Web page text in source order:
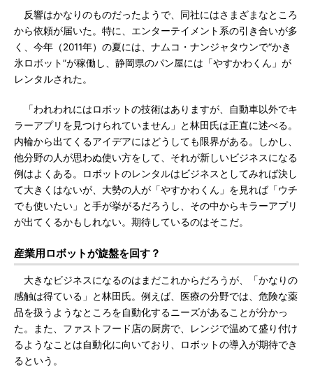
反響はかなりのものだったようで、同社にはさまざまなところ
から依頼が届いた。特に、エンターテイメント系の引き合いが多
く、今年（2011年）の夏には、ナムコ・ナンジャタウンで“かき
氷ロボット”が稼働し、静岡県のパン屋には「やすかわくん」が
レンタルされた。
「われわれにはロボットの技術はありますが、自動車以外でキ
ラーアプリを見つけられていません」と林田氏は正直に述べる。
内輪から出てくるアイデアにはどうしても限界がある。しかし、
他分野の人が思わぬ使い方をして、それが新しいビジネスになる
例はよくある。ロボットのレンタルはビジネスとしてみれば決し
て大きくはないが、大勢の人が「やすかわくん」を見れば「ウチ
でも使いたい」と手が挙がるだろうし、その中からキラーアプリ
が出てくるかもしれない。期待しているのはそこだ。
産業用ロボットが旋盤を回す？
大きなビジネスになるのはまだこれからだろうが、「かなりの
感触は得ている」と林田氏。例えば、医療の分野では、危険な薬
品を扱うようなところを自動化するニーズがあることが分かっ
た。また、ファストフード店の厨房で、レンジで温めて盛り付け
るようなことは自動化に向いており、ロボットの導入が期待でき
るという。